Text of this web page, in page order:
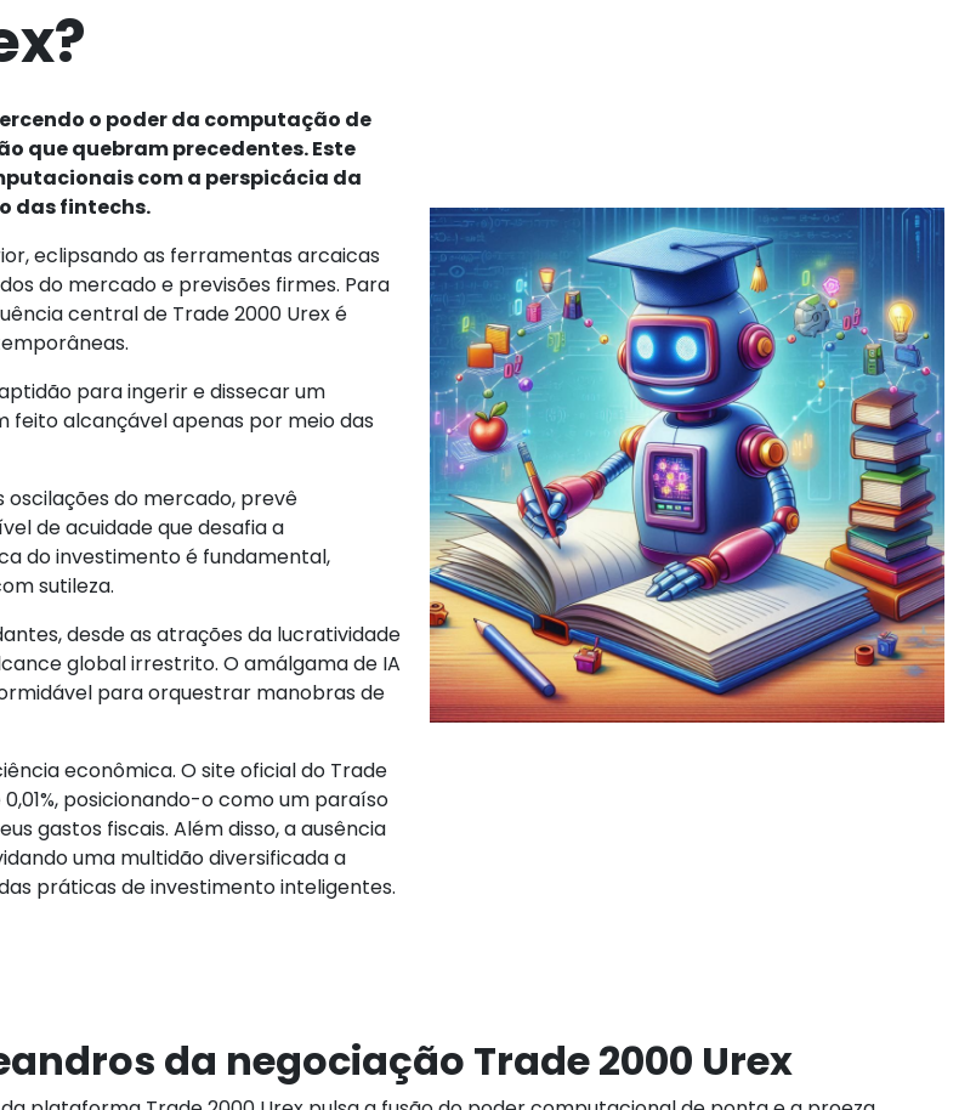
o poder da computação de
que quebram precedentes. Este
com a perspicácia da
das fintechs.
eclipsando as ferramentas arcaicas
do mercado e previsões firmes. Para
central de Trade 2000 Urex é
para ingerir e dissecar um
feito alcançável apenas por meio das
oscilações do mercado, prevê
de acuidade que desafia a
do investimento é fundamental,
sutileza.
desde as atrações da lucratividade
global irrestrito. O amálgama de IA
para orquestrar manobras de
econômica. O site oficial do Trade
posicionando-o como um paraíso
gastos fiscais. Além disso, a ausência
uma multidão diversificada a
práticas de investimento inteligentes.
da negociação Trade 2000 Urex